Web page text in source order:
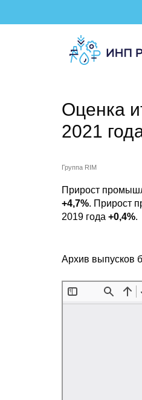
Оценка
2021
Группа RIM
Прирост
+4,7%. Прирост
2019 года +0,4%.
Архив выпусков